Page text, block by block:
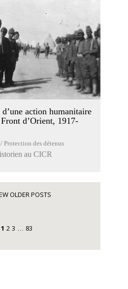
action humanitaire
d’Orient, 1917-
Protection des détenus
au CICR
OLDER POSTS
1 2 3 … 83